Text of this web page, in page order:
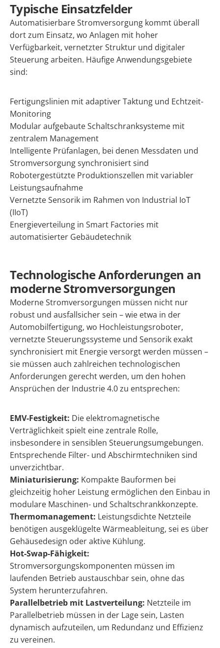
Typische Einsatzfelder
Automatisierbare Stromversorgung kommt überall
dort zum Einsatz, wo Anlagen mit hoher
Verfügbarkeit, vernetzter Struktur und digitaler
Steuerung arbeiten. Häufige Anwendungsgebiete
sind:
Fertigungslinien mit adaptiver Taktung und Echtzeit-
Monitoring
Modular aufgebaute Schaltschranksysteme mit
zentralem Management
Intelligente Prüfanlagen, bei denen Messdaten und
Stromversorgung synchronisiert sind
Robotergestützte Produktionszellen mit variabler
Leistungsaufnahme
Vernetzte Sensorik im Rahmen von Industrial IoT
(IIoT)
Energieverteilung in Smart Factories mit
automatisierter Gebäudetechnik
Technologische Anforderungen an
moderne Stromversorgungen
Moderne Stromversorgungen müssen nicht nur
robust und ausfallsicher sein – wie etwa in der
Automobilfertigung, wo Hochleistungsroboter,
vernetzte Steuerungssysteme und Sensorik exakt
synchronisiert mit Energie versorgt werden müssen –
sie müssen auch zahlreichen technologischen
Anforderungen gerecht werden, um den hohen
Ansprüchen der Industrie 4.0 zu entsprechen:
EMV-Festigkeit: Die elektromagnetische
Verträglichkeit spielt eine zentrale Rolle,
insbesondere in sensiblen Steuerungsumgebungen.
Entsprechende Filter- und Abschirmtechniken sind
unverzichtbar.
Miniaturisierung: Kompakte Bauformen bei
gleichzeitig hoher Leistung ermöglichen den Einbau in
modulare Maschinen- und Schaltschrankkonzepte.
Thermomanagement: Leistungsdichte Netzteile
benötigen ausgeklügelte Wärmeableitung, sei es über
Gehäusedesign oder aktive Kühlung.
Hot-Swap-Fähigkeit:
Stromversorgungskomponenten müssen im
laufenden Betrieb austauschbar sein, ohne das
System herunterzufahren.
Parallelbetrieb mit Lastverteilung: Netzteile im
Parallelbetrieb müssen in der Lage sein, Lasten
dynamisch aufzuteilen, um Redundanz und Effizienz
zu vereinen.